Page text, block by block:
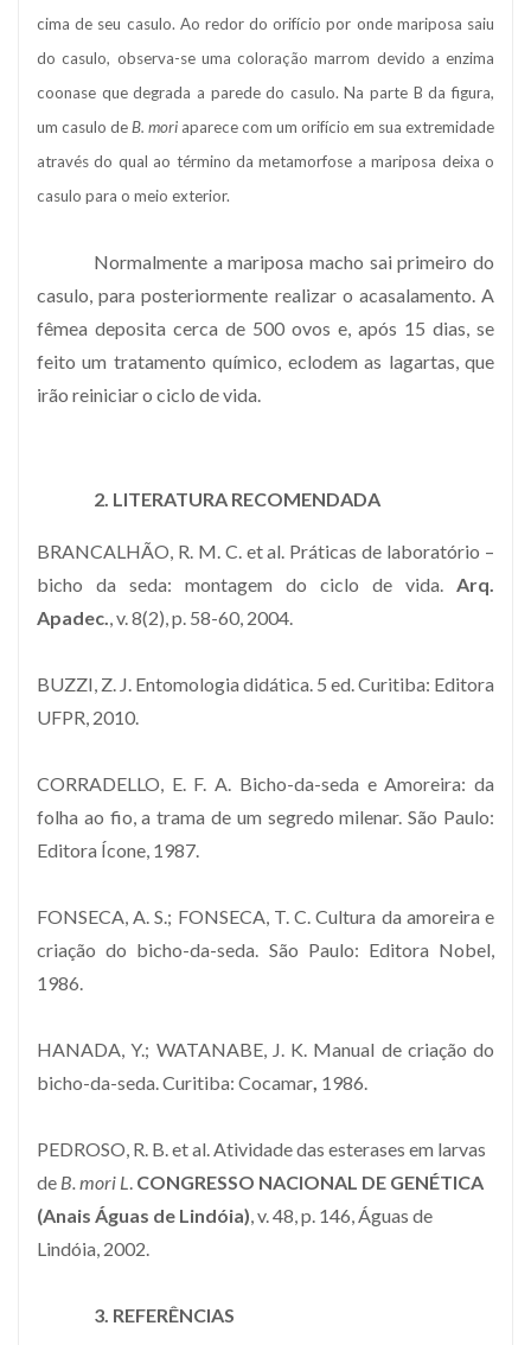
cima de seu casulo. Ao redor do orifício por onde mariposa saiu
do casulo, observa-se uma coloração marrom devido a enzima
coonase que degrada a parede do casulo. Na parte B da figura,
um casulo deB. mori aparece com um orifício em sua extremidade
através do qual ao término da metamorfose a mariposa deixa o
casulo para o meio exterior.
Normalmente a mariposa macho sai primeiro do
casulo, para posteriormente realizar o acasalamento. A
fêmea deposita cerca de 500 ovos e, após 15 dias, se
feito um tratamento químico, eclodem as lagartas, que
irão reiniciar o ciclo de vida.
2. LITERATURA RECOMENDADA
BRANCALHÃO, R. M. C. et al. Práticas de laboratório –
bicho da seda: montagem do ciclo de vida. Arq.
Apadec., v. 8(2), p. 58-60, 2004.
BUZZI, Z. J. Entomologia didática. 5 ed. Curitiba: Editora
UFPR, 2010.
CORRADELLO, E. F. A. Bicho-da-seda e Amoreira: da
folha ao fio, a trama de um segredo milenar. São Paulo:
Editora Ícone, 1987.
FONSECA, A. S.; FONSECA, T. C. Cultura da amoreira e
criação do bicho-da-seda. São Paulo: Editora Nobel,
1986.
HANADA, Y.; WATANABE, J. K. Manual de criação do
bicho-da-seda. Curitiba: Cocamar, 1986.
PEDROSO, R. B. et al. Atividade das esterases em larvas
de B. mori L. CONGRESSO NACIONAL DE GENÉTICA
(Anais Águas de Lindóia), v. 48, p. 146, Águas de
Lindóia, 2002.
3. REFERÊNCIAS